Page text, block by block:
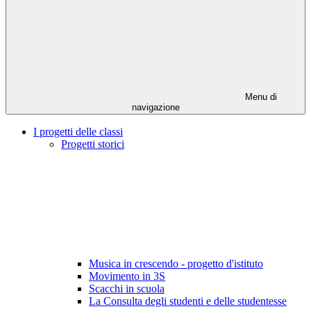
Menu di
navigazione
I progetti delle classi
Progetti storici
Musica in crescendo - progetto d'istituto
Movimento in 3S
Scacchi in scuola
La Consulta degli studenti e delle studentesse